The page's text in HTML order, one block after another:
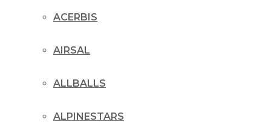
ACERBIS
AIRSAL
ALLBALLS
ALPINESTARS